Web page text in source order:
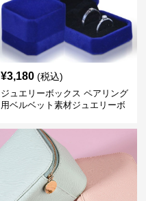
¥3,180 (税込)
ジュエリーボックス ペアリング
用ベルベット素材ジュエリーボ